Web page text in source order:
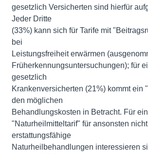
gesetzlich Versicherten sind hierfür
Jeder Dritte
(33%) kann sich für Tarife mit
bei
Leistungsfreiheit erwärmen
Früherkennungsuntersuchungen); für
gesetzlich
Krankenversicherten (21%) kommt ein
den möglichen
Behandlungskosten in Betracht. Für
"Naturheilmitteltarif" für ansonsten nicht
erstattungsfähige
Naturheilbehandlungen interessieren